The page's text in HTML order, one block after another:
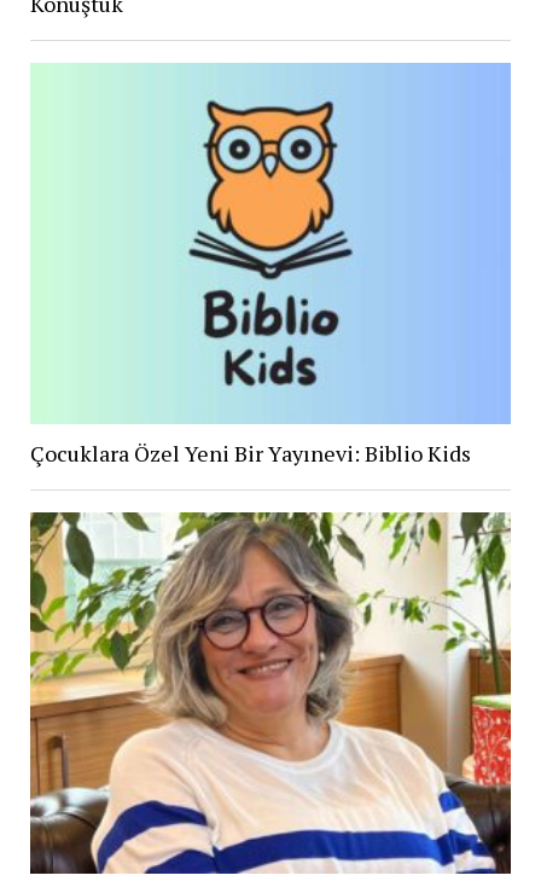
Çocuklara Özel Yeni Bir Yayınevi: Biblio Kids